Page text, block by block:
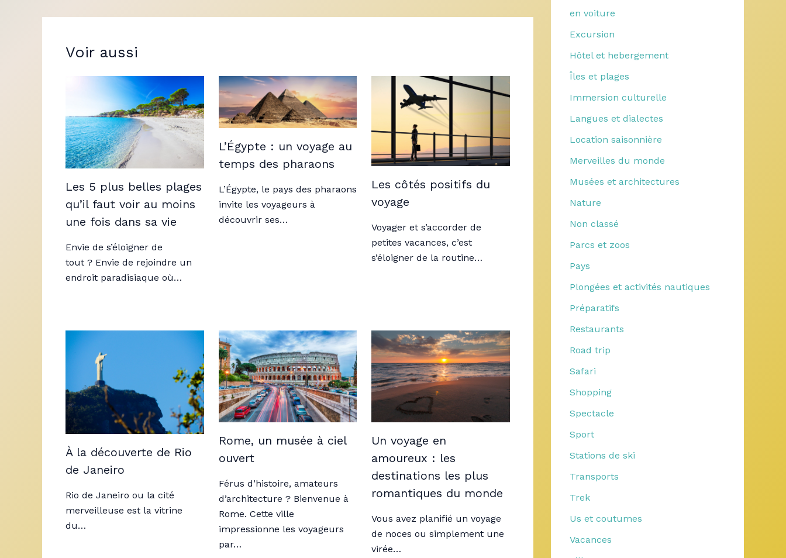
Voir aussi
Les 5 plus belles plages
qu’il faut voir au moins
une fois dans sa vie
Envie de s’éloigner de
tout ? Envie de rejoindre un
endroit paradisiaque où…
L’Égypte : un voyage au
temps des pharaons
L’Égypte, le pays des pharaons
invite les voyageurs à
découvrir ses…
Les côtés positifs du
voyage
Voyager et s’accorder de
petites vacances, c’est
s’éloigner de la routine…
À la découverte de Rio
de Janeiro
Rio de Janeiro ou la cité
merveilleuse est la vitrine
du…
Rome, un musée à ciel
ouvert
Férus d’histoire, amateurs
d’architecture ? Bienvenue à
Rome. Cette ville
impressionne les voyageurs
par…
Un voyage en
amoureux : les
destinations les plus
romantiques du monde
Vous avez planifié un voyage
de noces ou simplement une
virée…
en voiture
Excursion
Hôtel et hebergement
Îles et plages
Immersion culturelle
Langues et dialectes
Location saisonnière
Merveilles du monde
Musées et architectures
Nature
Non classé
Parcs et zoos
Pays
Plongées et activités nautiques
Préparatifs
Restaurants
Road trip
Safari
Shopping
Spectacle
Sport
Stations de ski
Transports
Trek
Us et coutumes
Vacances